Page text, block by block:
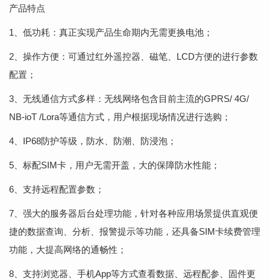
产品特点
1、低功耗：真正实现产品生命期内无需更换电池；
2、操作方便：可通过红外遥控器、磁笔、LCD方便的进行参数
配置；
3、无线通信方式多样：无线网络包含目前主流的GPRS/ 4G/
NB-ioT /Lora等通信方式，用户根据现场情况进行选购；
4、IP68防护等级，防水、防潮、防浸泡；
5、标配SIM卡，用户无需开盖，大的保障防水性能；
6、支持远程配置参数；
7、强大的服务器后台处理功能，针对各种应用场景提供直观便
捷的数据查询、分析、报警提示等功能，还具备SIM卡续费管理
功能，大提高网络的通畅性；
8、支持浏览器、手机App等方式查看数据、远程配参、固件更